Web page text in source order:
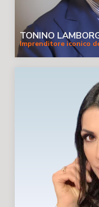
TONINO
Imprenditore iconico